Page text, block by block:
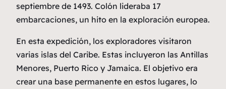
septiembre de 1493. Colón lideraba 17
embarcaciones, un hito en la exploración europea.
En esta expedición, los exploradores visitaron
varias islas del Caribe. Estas incluyeron las Antillas
Menores, Puerto Rico y Jamaica. El objetivo era
crear una base permanente en estos lugares, lo